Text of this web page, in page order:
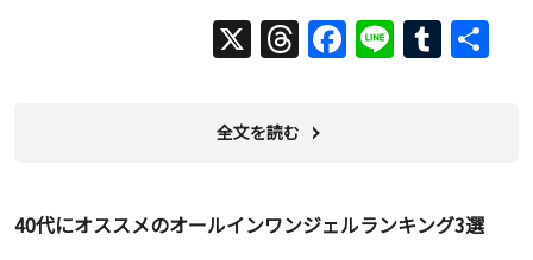
X Threads
Facebook
Line
全文を読む
40代にオススメのオールインワンジェルランキング3選